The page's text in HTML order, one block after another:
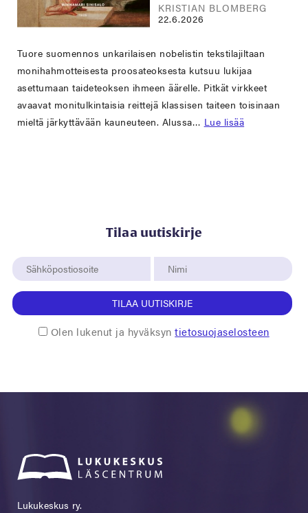
KRISTIAN BLOMBERG
22.6.2026
Tuore suomennos unkarilaisen nobelistin tekstilajiltaan
monihahmotteisesta proosateoksesta kutsuu lukijaa
asettumaan taideteoksen ihmeen äärelle. Pitkät virkkeet
avaavat monitulkintaisia reittejä klassisen taiteen toisinaan
mieltä järkyttävään kauneuteen. Alussa… Lue lisää
Tilaa uutiskirje
TILAA UUTISKIRJE
Olen lukenut ja hyväksyntietosuojaselosteen
Lukukeskus ry.